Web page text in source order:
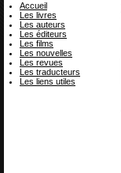
Accueil
Les livres
Les auteurs
Les éditeurs
Les films
Les nouvelles
Les revues
Les traducteurs
Les liens utiles